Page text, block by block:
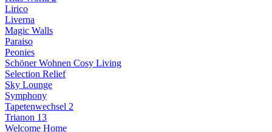
Lirico
Liverna
Magic Walls
Paraiso
Peonies
Schöner Wohnen Cosy Living
Selection Relief
Sky Lounge
Symphony
Tapetenwechsel 2
Trianon 13
Welcome Home